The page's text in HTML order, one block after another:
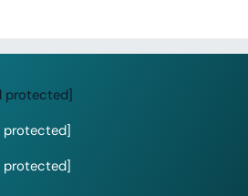
protected]
protected]
protected]